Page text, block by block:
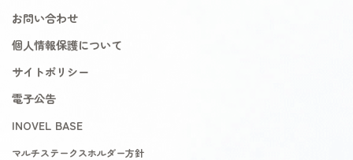
お問い合わせ
個人情報保護について
サイトポリシー
電子公告
INOVEL BASE
マルチステークスホルダー方針